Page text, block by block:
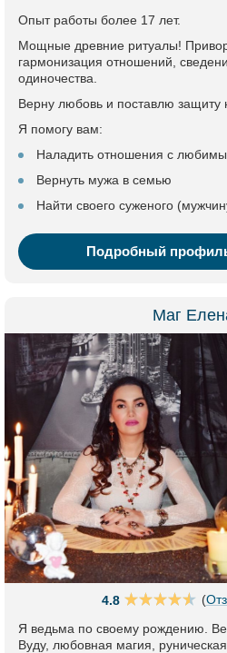
Опыт работы более 17 лет.
Мощные древние ритуалы!
гармонизация отношений,
одиночества.
Верну любовь и поставлю защиту
Я помогу вам:
Наладить отношения с
Вернуть мужа в семью
Найти своего суженого
Подробный
Маг
4.8 (
Я ведьма по своему рождению.
Вуду, любовная магия,